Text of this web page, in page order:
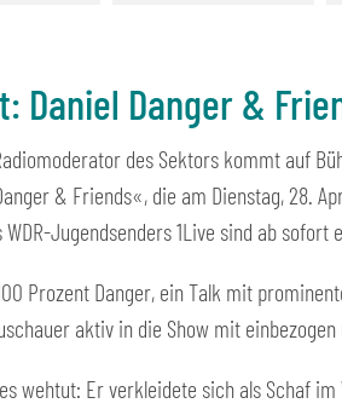
Daniel Danger &
des Sektors kommt auf
& Friends«, die am Dienstag,
Jugendsenders 1Live sind ab sofort
Prozent Danger, ein Talk mit
aktiv in die Show mit
wehtut: Er verkleidete sich als Schaf